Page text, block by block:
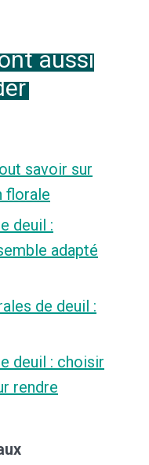
aussi
savoir sur
florale
deuil :
adapté
de deuil :
deuil : choisir
rendre